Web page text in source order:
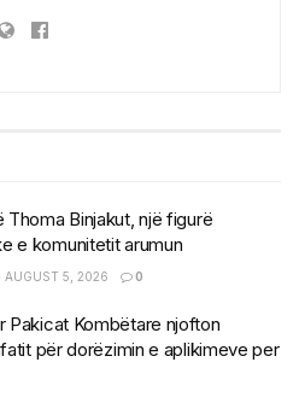
Thoma Binjakut, një figurë
e komunitetit arumun
AUGUST 5, 2026 0
Pakicat Kombëtare njofton
për dorëzimin e aplikimeve per